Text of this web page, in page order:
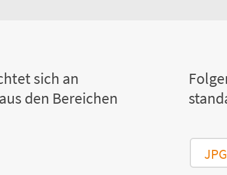
sich an
den Bereichen
JPG